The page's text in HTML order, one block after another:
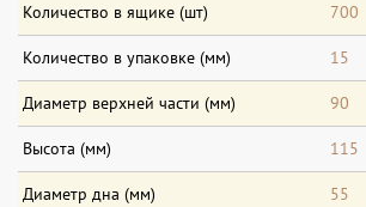
Количество в ящике (шт) 700
Количество в упаковке (мм) 15
Диаметр верхней части (мм) 90
Высота (мм) 115
Диаметр дна (мм) 55